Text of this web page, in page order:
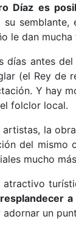
Díaz es
su
le dan mucha
días antes
(el Rey de
Y hay
folclor local.
la
del
mucho
atractivo
adornar un